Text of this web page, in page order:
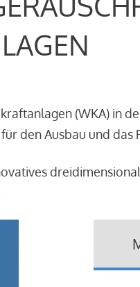
(WKA) in
den Ausbau und